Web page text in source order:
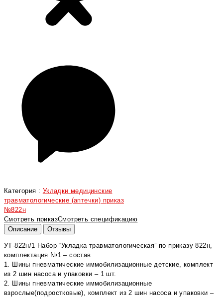
Категория : Укладки медицинские
травматологические (аптечки) приказ
№822н
Смотреть приказСмотреть спецификацию
Описание
Отзывы
УТ-822н/1 Набор “Укладка травматологическая” по приказу 822н,
комплектация №1 – состав
1. Шины пневматические иммобилизационные детские, комплект
из 2 шин насоса и упаковки – 1 шт.
2. Шины пневматические иммобилизационные
взрослые(подростковые), комплект из 2 шин насоса и упаковки –